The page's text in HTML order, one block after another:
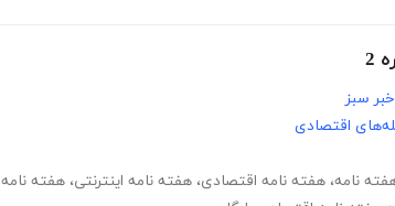
2
سبز
اقتصادی
نامه، هفته نامه اقتصادی، هفته نامه اینترنتی، هفته نامه pdf